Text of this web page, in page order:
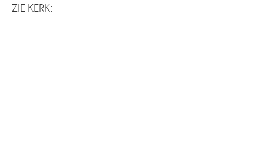
ZIE KERK: